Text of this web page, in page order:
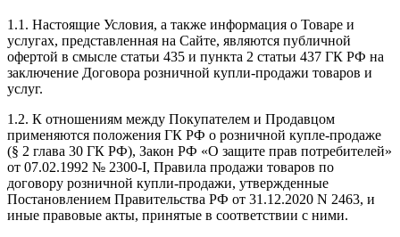
1.1. Настоящие Условия, а также информация о Товаре и
услугах, представленная на Сайте, являются публичной
офертой в смысле статьи 435 и пункта 2 статьи 437 ГК РФ на
заключение Договора розничной купли-продажи товаров и
услуг.
1.2. К отношениям между Покупателем и Продавцом
применяются положения ГК РФ о розничной купле-продаже
(§ 2 глава 30 ГК РФ), Закон РФ «О защите прав потребителей»
от 07.02.1992 № 2300-I, Правила продажи товаров по
договору розничной купли-продажи, утвержденные
Постановлением Правительства РФ от 31.12.2020 N 2463, и
иные правовые акты, принятые в соответствии с ними.